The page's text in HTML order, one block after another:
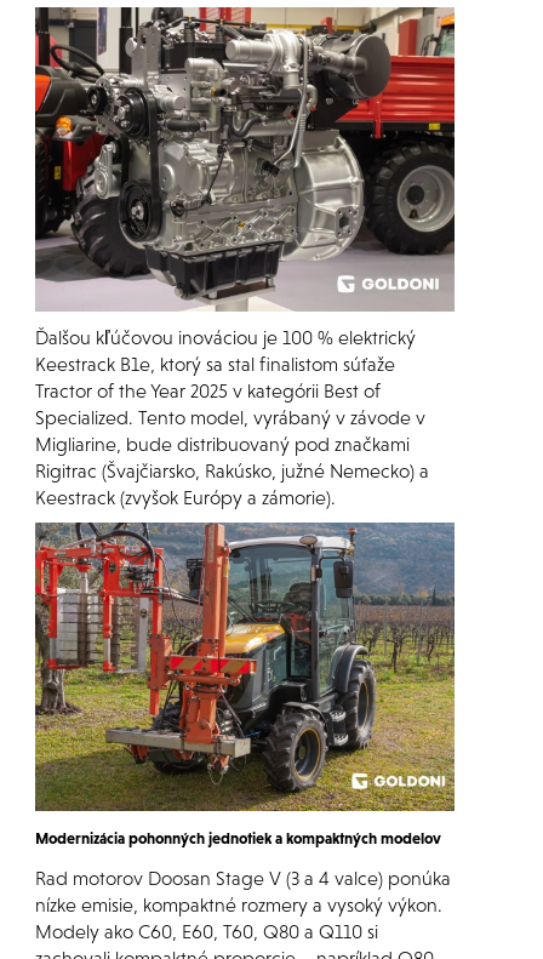
Ďalšou kľúčovou inováciou je 100 % elektrický
Keestrack B1e, ktorý sa stal finalistom súťaže
Tractor of the Year 2025 v kategórii Best of
Specialized. Tento model, vyrábaný v závode v
Migliarine, bude distribuovaný pod značkami
Rigitrac (Švajčiarsko, Rakúsko, južné Nemecko) a
Keestrack (zvyšok Európy a zámorie).
Modernizácia pohonných jednotiek a kompaktných modelov
Rad motorov Doosan Stage V (3 a 4 valce) ponúka
nízke emisie, kompaktné rozmery a vysoký výkon.
Modely ako C60, E60, T60, Q80 a Q110 si